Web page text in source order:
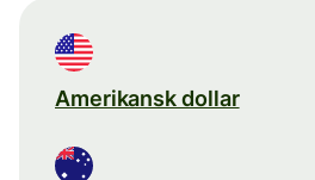
Amerikansk dollar